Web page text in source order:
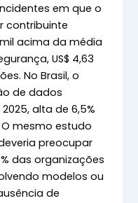
em que o
contribuinte
acima da média
US$ 4,63
No Brasil, o
de dados
alta de 6,5%
mesmo estudo
preocupar
das organizações
modelos ou
de